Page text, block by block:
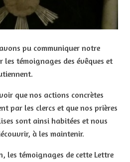
pu communiquer notre
témoignages des évêques et
que nos actions concrètes
par les clercs et que nos prières
sont ainsi habitées et nous
à les maintenir.
les témoignages de cette Lettre